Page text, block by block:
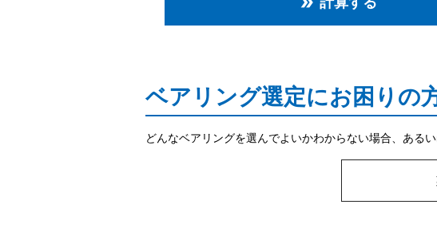
ベアリング選定にお困りの
どんなベアリングを選んでよいかわからない場合、ある